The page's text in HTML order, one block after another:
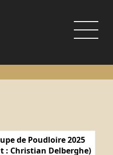
de Poudloire 2025
: Christian Delberghe)